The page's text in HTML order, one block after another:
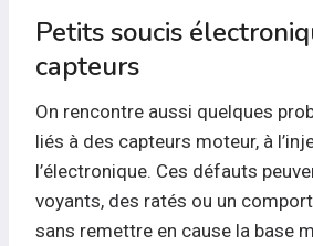
Petits soucis
capteurs
On rencontre aussi quelques
liés à des capteurs moteur, à
l’électronique. Ces défauts
voyants, des ratés ou un
sans remettre en cause la base